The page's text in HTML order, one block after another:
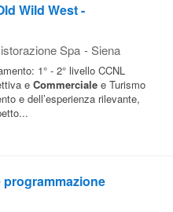
Wild West -
Spa - Siena
1° - 2° livello CCNL
e Commerciale e Turismo
e dell’esperienza rilevante,